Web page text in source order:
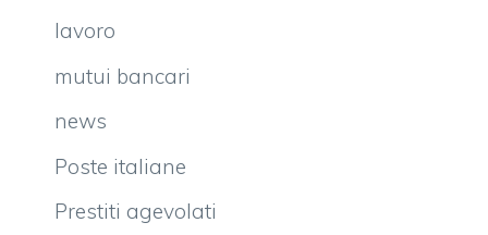
lavoro
mutui bancari
news
Poste italiane
Prestiti agevolati